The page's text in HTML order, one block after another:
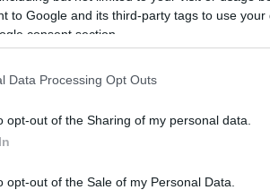
to Google and its third-party tags to use
consent section.
Data Processing Opt Outs
opt-out of the Sharing of my personal data.
opt-out of the Sale of my Personal Data.
Πλεύση Ελευθερίας
πολύ δρόμο - Το «Voice», η
ατύχημα του Τσουνόντα
το 1994 - Βίντεο